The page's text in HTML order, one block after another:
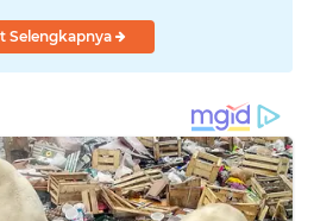
Selengkapnya